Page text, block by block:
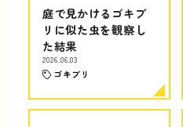
庭で見かけるゴキブ
リに似た虫を観察し
た結果
2026.06.03
ゴキブリ